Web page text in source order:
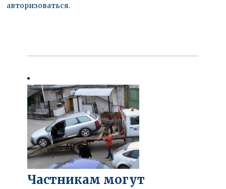
авторизоваться.
Частникам могут